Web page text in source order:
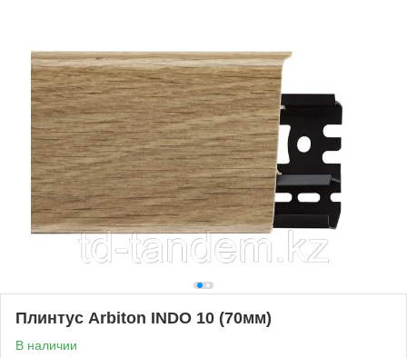
Плинтус Arbiton INDO 10 (70мм)
В наличии